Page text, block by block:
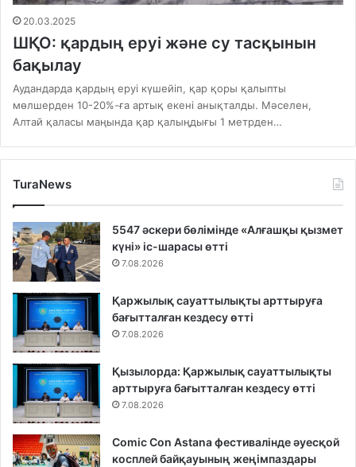
20.03.2025
ШҚО: қардың еруі және су тасқынын
бақылау
Аудандарда қардың еруі күшейіп, қар қоры қалыпты
мөлшерден 10-20%-ға артық екені анықталды. Мәселен,
Алтай қаласы маңында қар қалыңдығы 1 метрден…
TuraNews
5547 әскери бөлімінде «Алғашқы қызмет
күні» іс-шарасы өтті
7.08.2026
Қаржылық сауаттылықты арттыруға
бағытталған кездесу өтті
7.08.2026
Қызылорда: Қаржылық сауаттылықты
арттыруға бағытталған кездесу өтті
7.08.2026
Comic Con Astana фестивалінде әуесқой
косплей байқауының жеңімпаздары